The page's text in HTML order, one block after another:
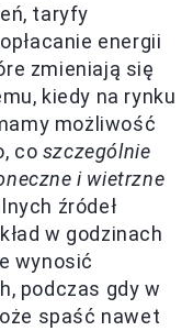
taryfy
energii
zmieniają się
kiedy na rynku
możliwość
co szczególnie
i wietrzne
źródeł
w godzinach
wynosić
podczas gdy w
spaść nawet